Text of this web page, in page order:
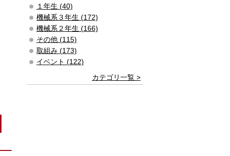
１年生 (40)
機械系３年生 (172)
機械系２年生 (166)
その他 (115)
取組み (173)
イベント (122)
カテゴリ一覧 >